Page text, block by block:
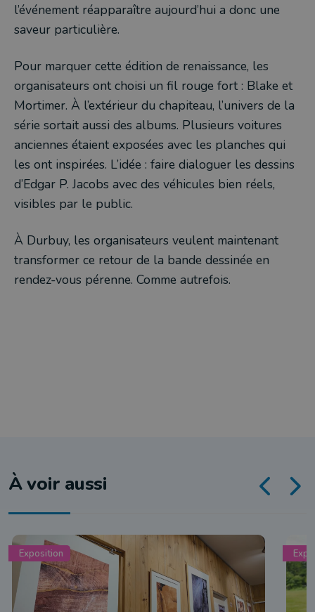
l’événement réapparaître aujourd’hui a donc une
saveur particulière.
Pour marquer cette édition de renaissance, les
organisateurs ont choisi un fil rouge fort : Blake et
Mortimer. À l’extérieur du chapiteau, l’univers de la
série sortait aussi des albums. Plusieurs voitures
anciennes étaient exposées avec les planches qui
les ont inspirées. L’idée : faire dialoguer les dessins
d’Edgar P. Jacobs avec des véhicules bien réels,
visibles par le public.
À Durbuy, les organisateurs veulent maintenant
transformer ce retour de la bande dessinée en
rendez-vous pérenne. Comme autrefois.
À voir aussi
Exposition